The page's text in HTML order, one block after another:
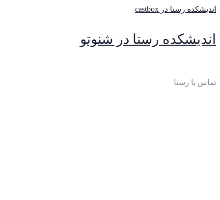
اندیشکده رستا در castbox
اندیشکده رستا در شنوتو
تماس با رستا